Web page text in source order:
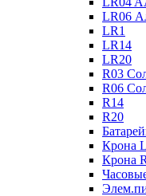
LR06
LR1
LR14
LR20
R03
R06
R14
R20
Крона
Крона